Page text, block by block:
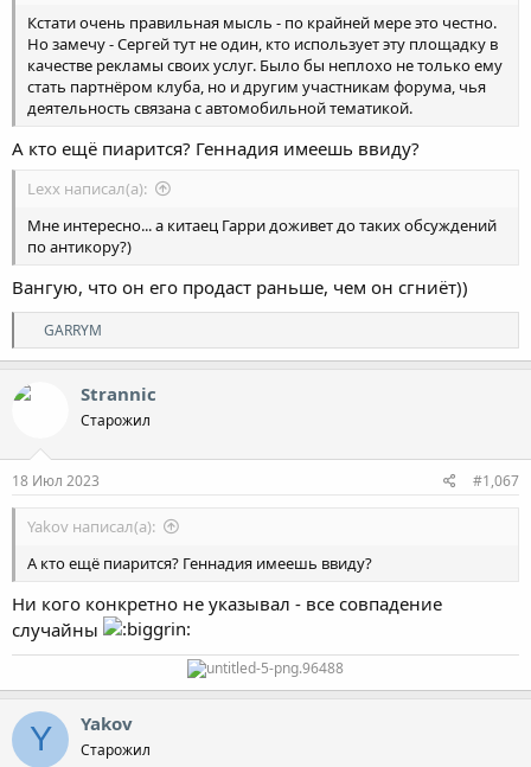
Кстати очень правильная мысль - по крайней мере это честно.
Но замечу - Сергей тут не один, кто использует эту площадку в
качестве рекламы своих услуг. Было бы неплохо не только ему
стать партнёром клуба, но и другим участникам форума, чья
деятельность связана с автомобильной тематикой.
А кто ещё пиарится? Геннадия имеешь ввиду?
Lexx написал(а):
Мне интересно... а китаец Гарри доживет до таких обсуждений
по антикору?)
Вангую, что он его продаст раньше, чем он сгниёт))
Р
е
а
:
GARRYM
Strannic
Старожил
18 Июл 2023 #1,067
Yakov написал(а):
А кто ещё пиарится? Геннадия имеешь ввиду?
Ни кого конкретно не указывал - все совпадение
случайны
Y Yakov
Старожил